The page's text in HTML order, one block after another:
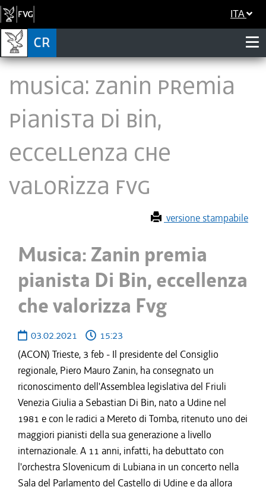
ITA
Musica: Zanin premia
pianista Di Bin,
eccellenza che
valorizza Fvg
versione stampabile
Musica: Zanin premia
pianista Di Bin, eccellenza
che valorizza Fvg
03.02.2021
15:23
(ACON) Trieste, 3 feb - Il presidente del Consiglio
regionale, Piero Mauro Zanin, ha consegnato un
riconoscimento dell'Assemblea legislativa del Friuli
Venezia Giulia a Sebastian Di Bin, nato a Udine nel
1981 e con le radici a Mereto di Tomba, ritenuto uno dei
maggiori pianisti della sua generazione a livello
internazionale. A 11 anni, infatti, ha debuttato con
l'orchestra Slovenicum di Lubiana in un concerto nella
Sala del Parlamento del Castello di Udine e da allora